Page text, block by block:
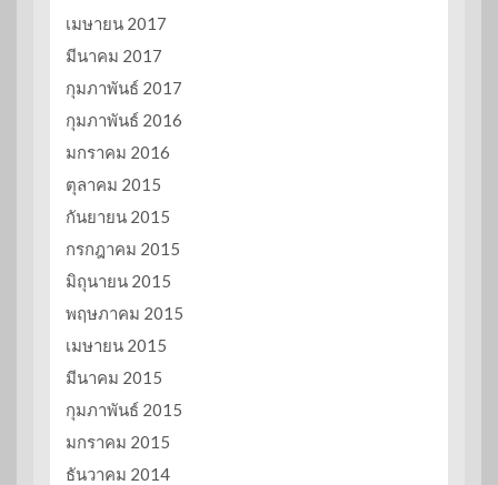
เมษายน 2017
มีนาคม 2017
กุมภาพันธ์ 2017
กุมภาพันธ์ 2016
มกราคม 2016
ตุลาคม 2015
กันยายน 2015
กรกฎาคม 2015
มิถุนายน 2015
พฤษภาคม 2015
เมษายน 2015
มีนาคม 2015
กุมภาพันธ์ 2015
มกราคม 2015
ธันวาคม 2014